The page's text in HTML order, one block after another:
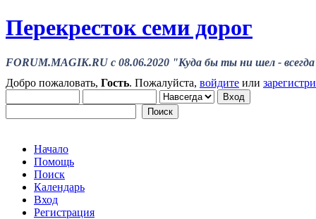
Перекресток семи дорог
FORUM.MAGIK.RU c 08.06.2020 "Куда бы ты ни шел - всегда
Добро пожаловать, Гость. Пожалуйста, войдите или
Начало
Помощь
Поиск
Календарь
Вход
Регистрация